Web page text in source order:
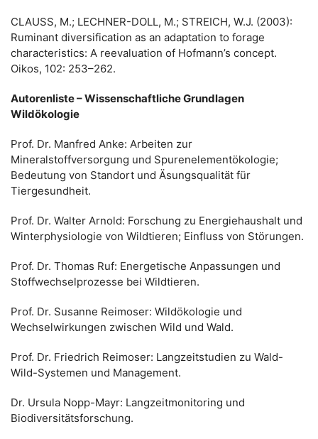
CLAUSS, M.; LECHNER-DOLL, M.; STREICH, W.J. (2003):
Ruminant diversification as an adaptation to forage
characteristics: A reevaluation of Hofmann’s concept.
Oikos, 102: 253–262.
Autorenliste – Wissenschaftliche Grundlagen
Wildökologie
Prof. Dr. Manfred Anke: Arbeiten zur
Mineralstoffversorgung und Spurenelementökologie;
Bedeutung von Standort und Äsungsqualität für
Tiergesundheit.
Prof. Dr. Walter Arnold: Forschung zu Energiehaushalt und
Winterphysiologie von Wildtieren; Einfluss von Störungen.
Prof. Dr. Thomas Ruf: Energetische Anpassungen und
Stoffwechselprozesse bei Wildtieren.
Prof. Dr. Susanne Reimoser: Wildökologie und
Wechselwirkungen zwischen Wild und Wald.
Prof. Dr. Friedrich Reimoser: Langzeitstudien zu Wald-
Wild-Systemen und Management.
Dr. Ursula Nopp-Mayr: Langzeitmonitoring und
Biodiversitätsforschung.